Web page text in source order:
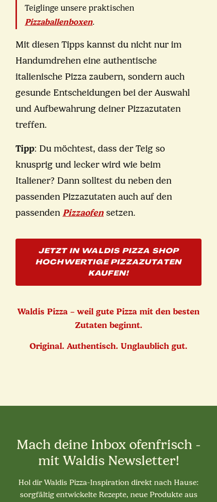
Teiglinge unsere praktischen
Pizzaballenboxen.
Mit diesen Tipps kannst du nicht nur im
Handumdrehen eine authentische
italienische Pizza zaubern, sondern auch
gesunde Entscheidungen bei der Auswahl
und Aufbewahrung deiner Pizzazutaten
treffen.
Tipp: Du möchtest, dass der Teig so
knusprig und lecker wird wie beim
Italiener? Dann solltest du neben den
passenden Pizzazutaten auch auf den
passenden Pizzaofen setzen.
JETZT IN WALDIS PIZZA SHOP
HOCHWERTIGE PIZZAZUTATEN
KAUFEN!
Waldis Pizza – weil gute Pizza mit den besten
Zutaten beginnt.
Original. Authentisch. Unglaublich gut.
Mach deine Inbox ofenfrisch -
mit Waldis Newsletter!
Hol dir Waldis Pizza-Inspiration direkt nach Hause:
sorgfältig entwickelte Rezepte, neue Produkte aus